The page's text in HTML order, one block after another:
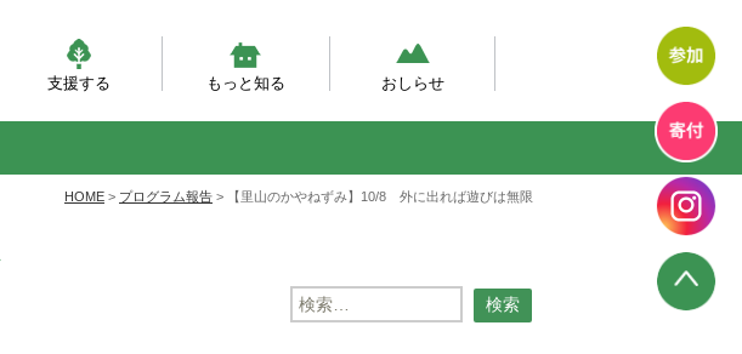
支援する
もっと知る
おしらせ
HOME > プログラム報告 > 【里山のかやねずみ】10/8 外に出れば遊びは無限
検
索: